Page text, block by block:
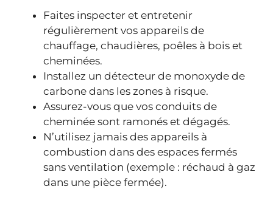
Faites inspecter et entretenir
régulièrement vos appareils de
chauffage, chaudières, poêles à bois et
cheminées.
Installez un détecteur de monoxyde de
carbone dans les zones à risque.
Assurez-vous que vos conduits de
cheminée sont ramonés et dégagés.
N’utilisez jamais des appareils à
combustion dans des espaces fermés
sans ventilation (exemple : réchaud à gaz
dans une pièce fermée).